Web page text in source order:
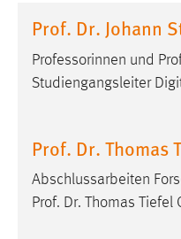
Prof. Dr. Johann
Professorinnen und
Studiengangsleiter
Prof. Dr. Thomas
Abschlussarbeiten
Prof. Dr. Thomas
Website erforderlich.
Einverständnis
Zweck:
des
Cookie Laufzeit: 1 Jahr